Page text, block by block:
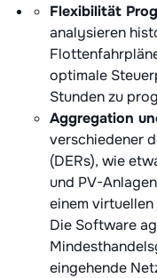
Flexibilität
analysieren
optimale
Stunden zu
Aggregation
verschiedener
(DERs), wie
und PV-
einem
Die Software
eingehende